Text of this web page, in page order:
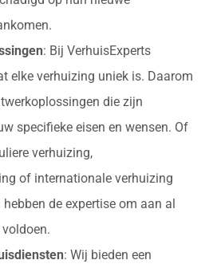
: Bij VerhuisExperts
elke verhuizing uniek is. Daarom
die zijn
specifieke eisen en wensen. Of
verhuizing,
of internationale verhuizing
de expertise om aan al
: Wij bieden een